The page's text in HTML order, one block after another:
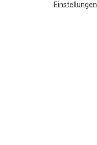
Einstellungen